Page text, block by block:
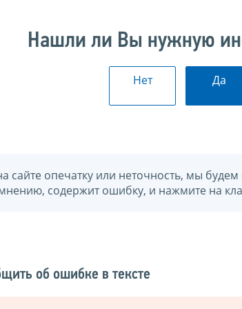
Нашли ли Вы нужную
Нет Да
сайте опечатку или неточность, мы
содержит ошибку, и нажмите на
об ошибке в тексте